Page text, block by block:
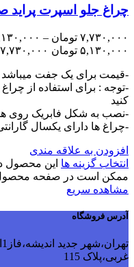
چراغ جلو اسپرت پراید صبا و 131 طرح
۷,۷۳۰,۰۰۰ تومان –
۵,۱۳۰,۰۰۰ تومان through ۷,۷۳۰,۰۰۰ تومان
-قیمت برای یک جفت میباشد
-توجه : برای استفاده از
کنید
-نصب به شکل فابریک روی همه
-چراغ ها دارای یکسال
افزودن به علاقه مندی
انتخاب گزینه ها این محصول
ممکن است در صفحه محصول
مشاهده سریع
آدرس فروشگاه
غربی،پلاک 115